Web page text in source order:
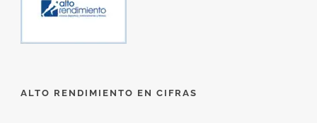
ALTO RENDIMIENTO EN CIFRAS